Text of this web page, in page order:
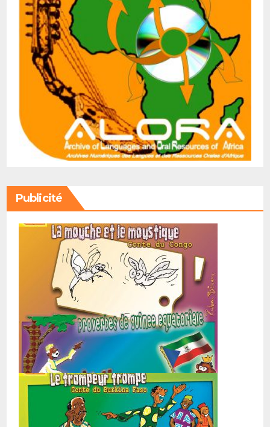
Publicité